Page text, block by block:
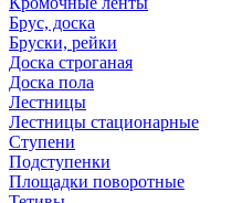
Брус, доска
Бруски, рейки
Доска строганая
Доска пола
Лестницы
Лестницы стационарные
Ступени
Подступенки
Площадки поворотные